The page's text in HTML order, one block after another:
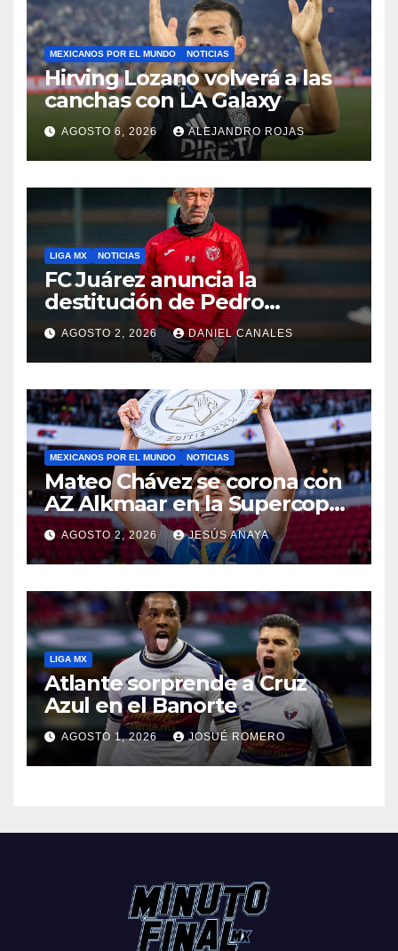
MEXICANOS POR EL MUNDO NOTICIAS
Hirving Lozano volverá a las
canchas con LA Galaxy
AGOSTO 6, 2026 ALEJANDRO ROJAS
LIGA MX NOTICIAS
FC Juárez anuncia la
destitución de Pedro
Caixinha
AGOSTO 2, 2026 DANIEL CANALES
MEXICANOS POR EL MUNDO NOTICIAS
Mateo Chávez se corona con
AZ Alkmaar en la Supercopa
de Países Bajos
AGOSTO 2, 2026 JESÚS ANAYA
LIGA MX
Atlante sorprende a Cruz
Azul en el Banorte
AGOSTO 1, 2026 JOSUÉ ROMERO